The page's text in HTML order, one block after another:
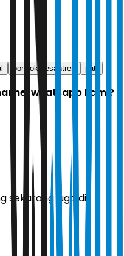
pondok pesantren pati
whatsapp kami?
sekarang juga di